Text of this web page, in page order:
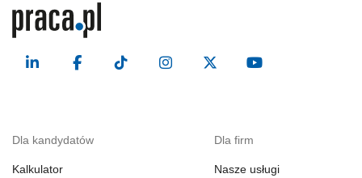
Dla kandydatów
Kalkulator
Dla firm
Nasze usługi